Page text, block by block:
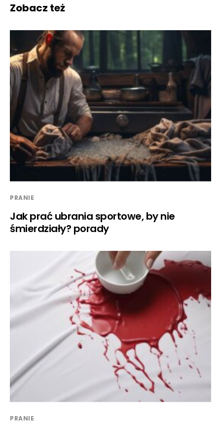
Zobacz też
PRANIE
Jak prać ubrania sportowe, by nie
śmierdziały? porady
PRANIE